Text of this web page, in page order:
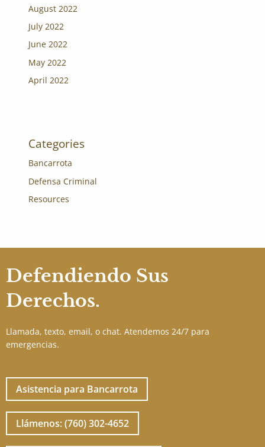
August 2022
July 2022
June 2022
May 2022
April 2022
Categories
Bancarrota
Defensa Criminal
Resources
Defendiendo Sus
Derechos.
Llamada, texto, email, o chat. Atendemos 24/7 para
emergencias.
Asistencia para Bancarrota
Llámenos: (760) 302-4652